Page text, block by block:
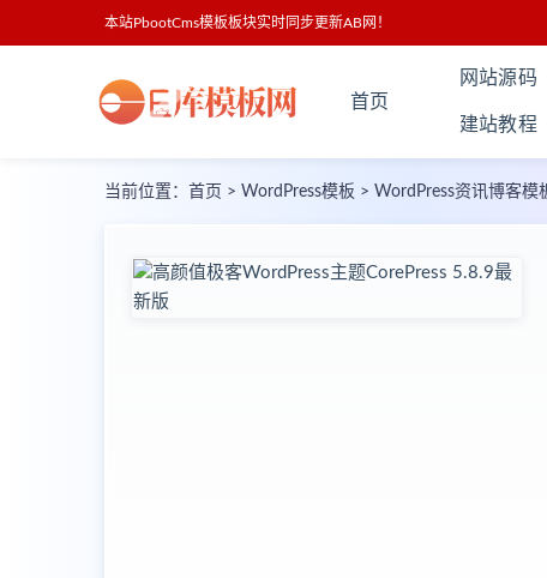
本站PbootCms模板板块实时同步更新AB网！
首页
网站源码
建站教程
当前位置： 首页 > WordPress模板 > WordPress资讯博客模